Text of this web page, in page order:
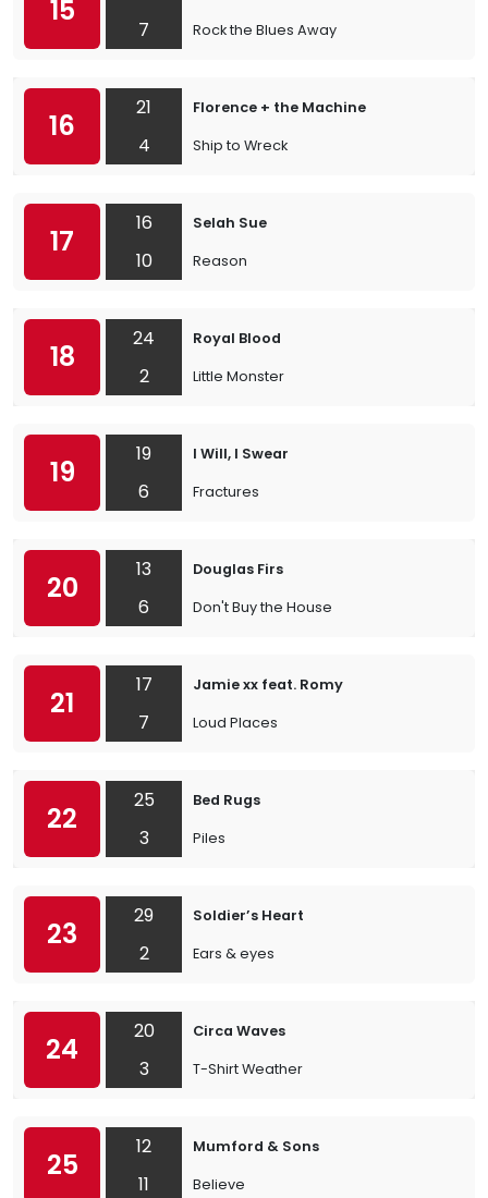
15
7
Rock the Blues Away
16
21
4
Florence + the Machine
Ship to Wreck
17
16
10
Selah Sue
Reason
18
24
2
Royal Blood
Little Monster
19
19
6
I Will, I Swear
Fractures
20
13
6
Douglas Firs
Don't Buy the House
21
17
7
Jamie xx feat. Romy
Loud Places
22
25
3
Bed Rugs
Piles
23
29
2
Soldier’s Heart
Ears & eyes
24
20
3
Circa Waves
T-Shirt Weather
25
12
11
Mumford & Sons
Believe